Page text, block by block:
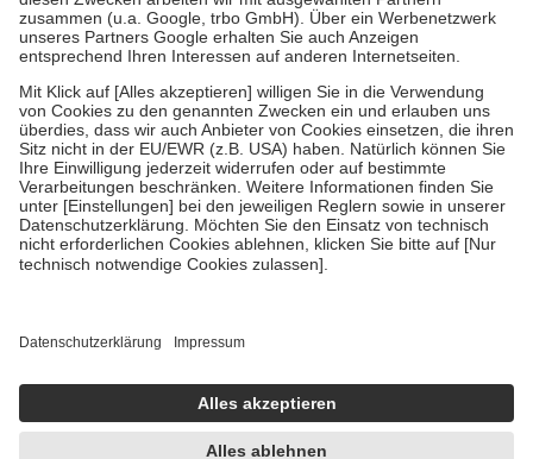
Verordnung.
Um das Engagement der Versicherten für ihre eigene Gesundheit zu
stärken und die besondere Stellung der Familie zu unterstützen,
fallenkeine Zuzahlungenan bei:
• Kindern und Jugendlichen bis zum vollendeten 18. Lebensjahr
mit Ausnahme der Fahrkosten
• Untersuchungen zur Vorsorge und Früherkennung, die von der
GKV getragen werden
• empfohlenen Schutzimpfungen
• Harn- und Blutteststreifen
getroffen, um sicherzustellen, dass es sich um echte Bewertungen
https://help.etrusted.com/hc/de/articles/4419944605341
Einige Bilder und Inhalte wurden unter Zuhilfenahme künstlicher